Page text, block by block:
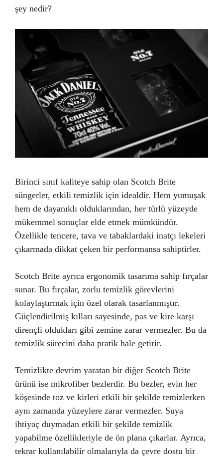
şey nedir?
Birinci sınıf kaliteye sahip olan Scotch Brite
süngerler, etkili temizlik için idealdir. Hem yumuşak
hem de dayanıklı olduklarından, her türlü yüzeyde
mükemmel sonuçlar elde etmek mümkündür.
Özellikle tencere, tava ve tabaklardaki inatçı lekeleri
çıkarmada dikkat çeken bir performansa sahiptirler.
Scotch Brite ayrıca ergonomik tasarıma sahip fırçalar
sunar. Bu fırçalar, zorlu temizlik görevlerini
kolaylaştırmak için özel olarak tasarlanmıştır.
Güçlendirilmiş kılları sayesinde, pas ve kire karşı
dirençli oldukları gibi zemine zarar vermezler. Bu da
temizlik sürecini daha pratik hale getirir.
Temizlikte devrim yaratan bir diğer Scotch Brite
ürünü ise mikrofiber bezlerdir. Bu bezler, evin her
köşesinde toz ve kirleri etkili bir şekilde temizlerken
aynı zamanda yüzeylere zarar vermezler. Suya
ihtiyaç duymadan etkili bir şekilde temizlik
yapabilme özellikleriyle de ön plana çıkarlar. Ayrıca,
tekrar kullanılabilir olmalarıyla da çevre dostu bir